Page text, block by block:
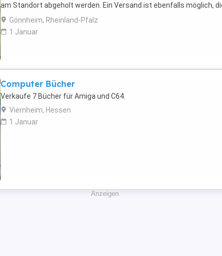
am Standort abgeholt werden. Ein Versand ist ebenfalls möglich,
Kosten hierfür sind vom Käufer ...
Gönnheim, Rheinland-Pfalz
1 Januar
Computer Bücher
Verkaufe 7 Bücher für Amiga und C64.
Viernheim, Hessen
1 Januar
Anzeigen